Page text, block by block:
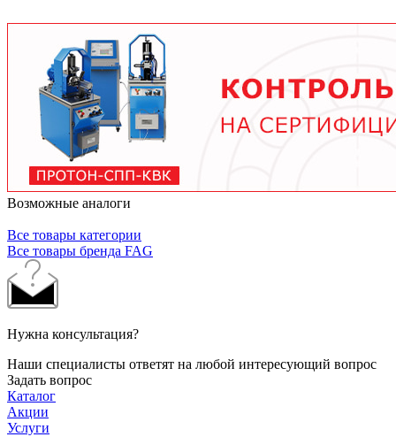
тяжелых условиях до 2 лет при нормальной
эксплуатации. Используйте только
рекомендованные производителем смазочные
материалы.
Возможные аналоги
Все товары категории
Все товары бренда FAG
Нужна консультация?
Наши специалисты ответят на любой интересующий вопрос
Задать вопрос
Каталог
Акции
Услуги